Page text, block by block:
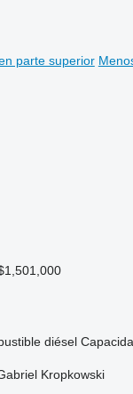
parte superior
diésel
Kropkowski